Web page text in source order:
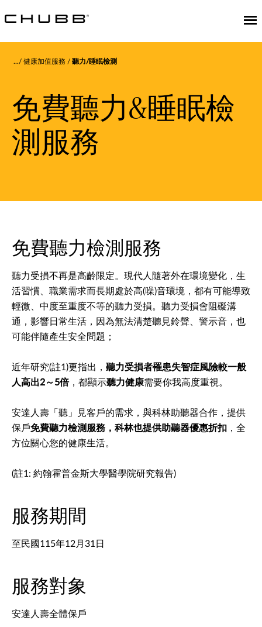
健康加值服務 聽力/睡眠檢測
免費聽力&睡眠檢
測服務
免費聽力檢測服務
聽力受損不再是高齡限定。現代人隨著外在環境變化，生
活習慣、職業需求而長期處於高(噪)音環境，都有可能導致
輕微、中度至重度不等的聽力受損。聽力受損會阻礙溝
通，影響日常生活，因為無法清楚聽見鈴聲、警示音，也
可能伴隨產生安全問題；
近年研究(註1)更指出， 聽力受損者罹患失智症風險較一般
人高出2～5倍，都顯示聽力健康需要你我高度重視。
安達人壽「聽」見客戶的需求，與科林助聽器合作，提供
保戶免費聽力檢測服務，科林也提供助聽器優惠折扣 ，全
方位關心您的健康生活。
(註1: 約翰霍普金斯大學醫學院研究報告)
服務期間
至民國115年12月31日
服務對象
安達人壽全體保戶